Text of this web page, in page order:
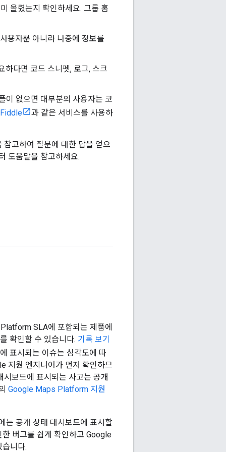
올렸는지 확인하세요. 그룹 홈
용자뿐 아니라 나중에 정보를
하다면 코드 스니펫, 로그, 스크
이 없으면 대부분의 사용자는 코
과 같은 서비스를 사용하
고하여 질문에 대한 답을 얻으
도움말을 참고하세요.
SLA에 포함되는 제품에
확인할 수 있습니다. 기록 보기
표시되는 이슈는 심각도에 따
지원 엔지니어가 먼저 확인하므
보드에 표시되는 사고는 공개
Google Maps Platform 지원
는 공개 상태 대시보드에 표시할
버그를 쉽게 확인하고 Google
니다.